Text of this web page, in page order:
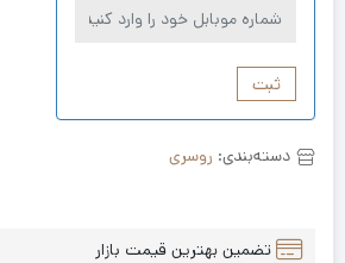
ثبت
دسته‌بندی: روسری
تضمین بهترین قیمت بازار